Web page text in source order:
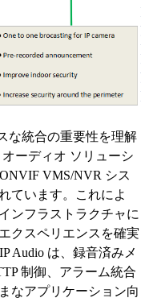
な統合の重要性を理解
ーディオ ソリューシ
VMS/NVR シス
ています。これによ
ンフラストラクチャに
クスペリエンスを確実
Audio は、録音済みメ
制御、アラーム統合
なアプリケーション向